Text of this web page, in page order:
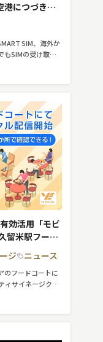
港につづき羽
SIM、海外か
もSIMの受け取り
効活用「モビ
留米駅フード
ル配信スター
ジ ニュース
のフードコートに
ィサイネージクラ